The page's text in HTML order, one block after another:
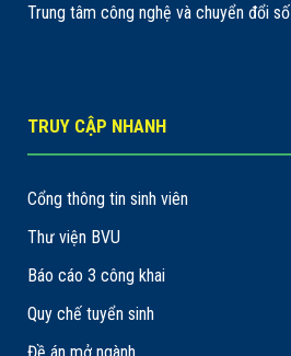
Trung tâm công nghệ và chuyển đổi số
TRUY CẬP NHANH
Cổng thông tin sinh viên
Thư viện BVU
Báo cáo 3 công khai
Quy chế tuyển sinh
Đề án mở ngành